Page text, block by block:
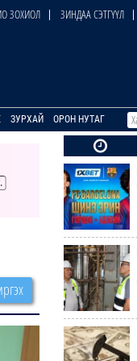
ЗОХИОЛ ЗИНДАА СЭТГҮҮЛ
ЗУРХАЙ ОРОН НУТАГ